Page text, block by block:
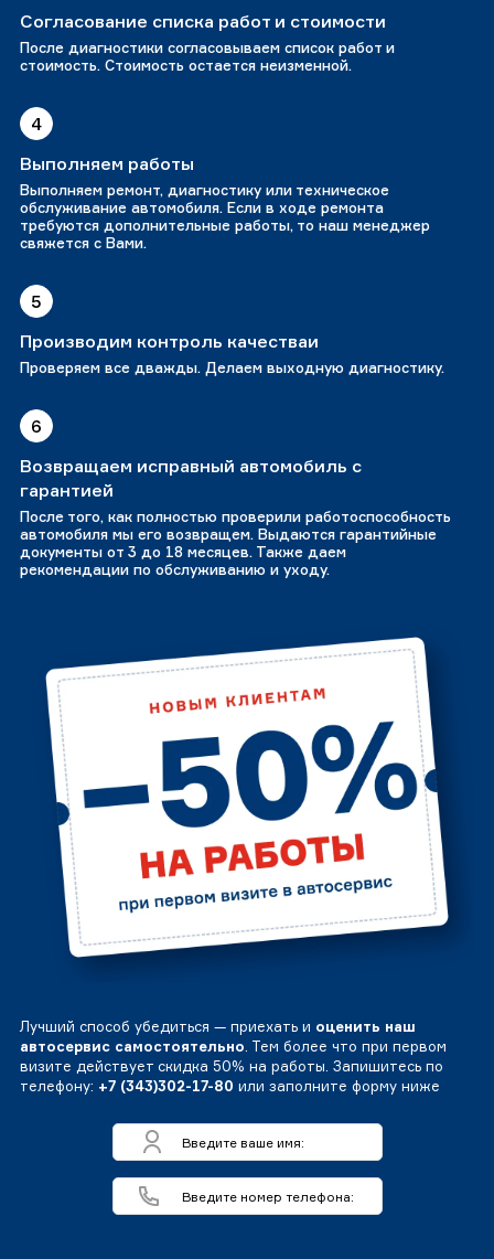
Согласование списка работ и стоимости
После диагностики согласовываем список работ и
стоимость. Стоимость остается неизменной.
4
Выполняем работы
Выполняем ремонт, диагностику или техническое
обслуживание автомобиля. Если в ходе ремонта
требуются дополнительные работы, то наш менеджер
свяжется с Вами.
5
Производим контроль качестваи
Проверяем все дважды. Делаем выходную диагностику.
6
Возвращаем исправный автомобиль с
гарантией
После того, как полностью проверили работоспособность
автомобиля мы его возвращем. Выдаются гарантийные
документы от 3 до 18 месяцев. Также даем
рекомендации по обслуживанию и уходу.
Лучший способ убедиться — приехать и оценить наш
автосервис самостоятельно. Тем более что при первом
визите действует скидка 50% на работы. Запишитесь по
телефону: +7 (343)302-17-80 или заполните форму ниже